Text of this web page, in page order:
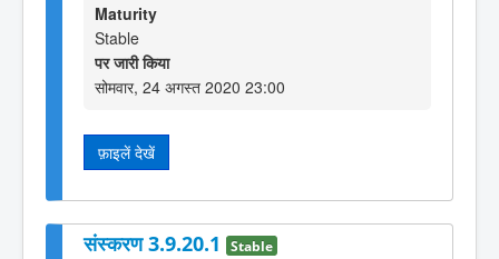
Maturity
Stable
पर जारी किया
सोमवार, 24 अगस्त 2020 23:00
फ़ाइलें देखें
संस्करण 3.9.20.1 Stable